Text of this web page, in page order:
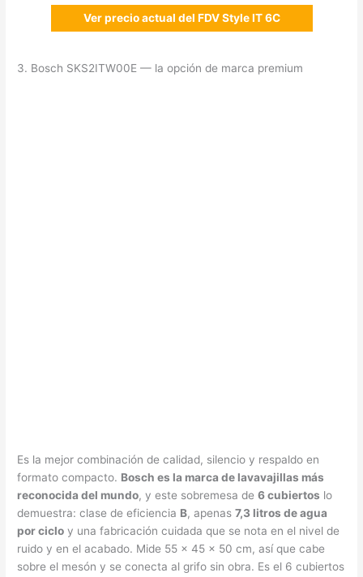
Ver precio actual del FDV Style IT 6C
3. Bosch SKS2ITW00E — la opción de marca premium
Es la mejor combinación de calidad, silencio y respaldo en
formato compacto. Bosch es la marca de lavavajillas más
reconocida del mundo, y este sobremesa de6 cubiertos lo
demuestra: clase de eficiencia B, apenas7,3 litros de agua
por ciclo y una fabricación cuidada que se nota en el nivel de
ruido y en el acabado. Mide 55 × 45 × 50 cm, así que cabe
sobre el mesón y se conecta al grifo sin obra. Es el 6 cubiertos